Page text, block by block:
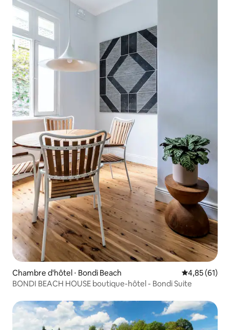
Chambre d'hôtel ⋅ Bondi Beach Évaluation
4,85 (61)
BONDI BEACH HOUSE boutique-hôtel - Bondi Suite